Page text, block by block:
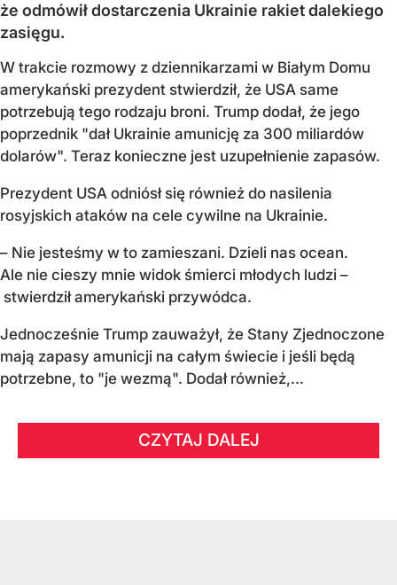
że odmówił dostarczenia Ukrainie rakiet dalekiego
zasięgu.
W trakcie rozmowy z dziennikarzami w Białym Domu
amerykański prezydent stwierdził, że USA same
potrzebują tego rodzaju broni. Trump dodał, że jego
poprzednik "dał Ukrainie amunicję za 300 miliardów
dolarów". Teraz konieczne jest uzupełnienie zapasów.
Prezydent USA odniósł się również do nasilenia
rosyjskich ataków na cele cywilne na Ukrainie.
– Nie jesteśmy w to zamieszani. Dzieli nas ocean.
Ale nie cieszy mnie widok śmierci młodych ludzi –
stwierdził amerykański przywódca.
Jednocześnie Trump zauważył, że Stany Zjednoczone
mają zapasy amunicji na całym świecie i jeśli będą
potrzebne, to "je wezmą". Dodał również,...
CZYTAJ DALEJ